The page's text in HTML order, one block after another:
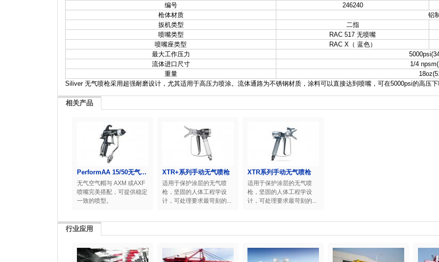
编号
246240
枪体材质
铝
扳机类型
二指
喷嘴类型
RAC 517 无喷嘴
喷嘴座类型
RAC X（ 蓝色）
最大工作压力
流体进口尺寸
1/4
重量
Siliver 无气喷枪采用超强耐磨设计，尤其适用于高压力喷涂。流体通路为不锈钢材质，涂料可以直接达到喷嘴，可在5000psi的高压
相关产品
PerformAA 15/50无气...
无气空气帽与 AXM 或AXF
喷嘴完美搭配，可提供稳定
一致的喷型。
XTR+系列手动无气喷枪
适用于保护涂层的无气喷
枪，坚固的人体工程学设
计，可处理要求最苛刻的...
XTR系列手动无气喷枪
适用于保护涂层的无气喷
枪，坚固的人体工程学设
计，可处理要求最苛刻的...
行业应用